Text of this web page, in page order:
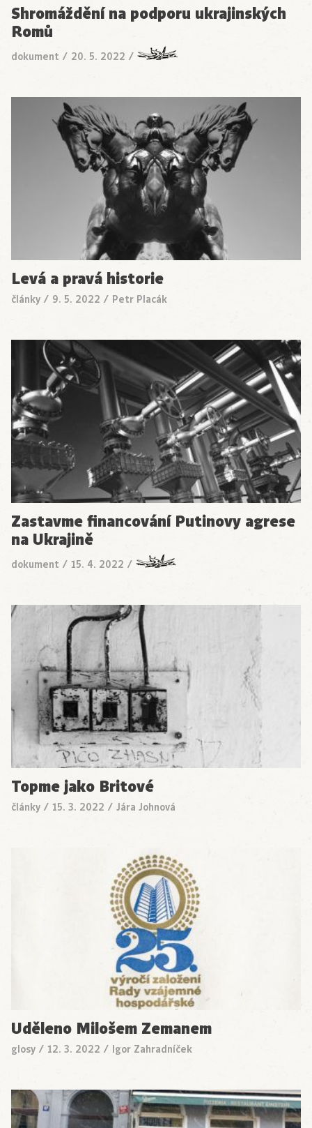
Shromáždění na podporu ukrajinských
Romů
dokument / 20. 5. 2022 /
Levá a pravá historie
články / 9. 5. 2022 / Petr Placák
Zastavme financování Putinovy agrese
na Ukrajině
dokument / 15. 4. 2022 /
Topme jako Britové
články / 15. 3. 2022 / Jára Johnová
Uděleno Milošem Zemanem
glosy / 12. 3. 2022 / Igor Zahradníček